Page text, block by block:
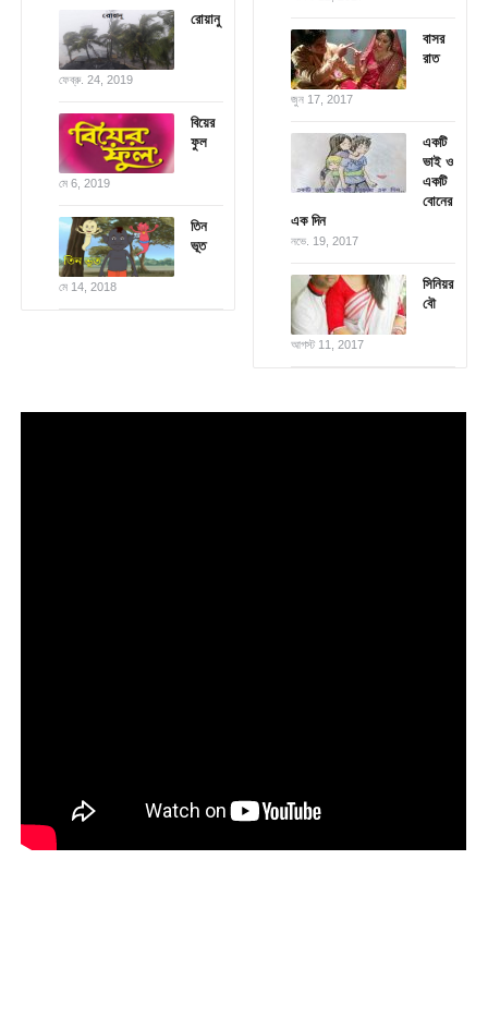
রোয়ানু
ফেব্রু. 24, 2019
বিয়ের
ফুল
মে 6, 2019
তিন
ভূত
মে 14, 2018
বাসর
রাত
জুন 17, 2017
একটি
ভাই ও
একটি
বোনের
এক দিন
নভে. 19, 2017
সিনিয়র
বৌ
আগস্ট 11, 2017